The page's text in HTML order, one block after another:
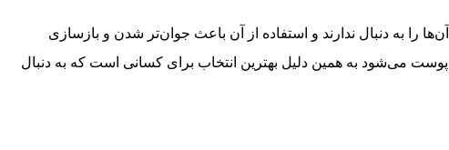
را به دنبال ندارند و استفاده از آن باعث جوان‌تر شدن و بازسازی
می‌شود به همین دلیل بهترین انتخاب برای کسانی است که به دنبال